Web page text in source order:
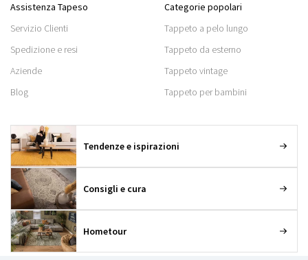
Assistenza Tapeso
Servizio Clienti
Spedizione e resi
Aziende
Blog
Categorie popolari
Tappeto a pelo lungo
Tappeto da esterno
Tappeto vintage
Tappeto per bambini
Tendenze e ispirazioni
Consigli e cura
Hometour